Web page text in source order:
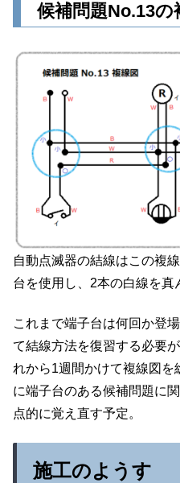
候補問題No.13の
自動点滅器の結線はこの複
台を使用し、2本の白線を真
これまで端子台は何回か登
て結線方法を復習する必要
れから1週間かけて複線図
に端子台のある候補問題に
点的に覚え直す予定。
施工のようす